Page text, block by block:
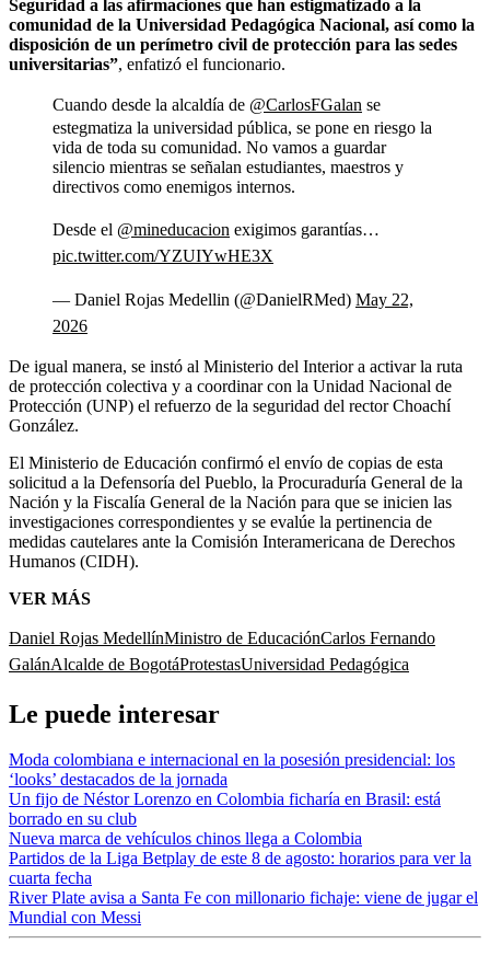
Seguridad a las afirmaciones que han estigmatizado a la
comunidad de la Universidad Pedagógica Nacional, así como la
disposición de un perímetro civil de protección para las sedes
universitarias”, enfatizó el funcionario.
Cuando desde la alcaldía de @CarlosFGalan se
estegmatiza la universidad pública, se pone en riesgo la
vida de toda su comunidad. No vamos a guardar
silencio mientras se señalan estudiantes, maestros y
directivos como enemigos internos.
Desde el @mineducacion exigimos garantías…
pic.twitter.com/YZUIYwHE3X
— Daniel Rojas Medellin (@DanielRMed) May 22,
2026
De igual manera, se instó al Ministerio del Interior a activar la ruta
de protección colectiva y a coordinar con la Unidad Nacional de
Protección (UNP) el refuerzo de la seguridad del rector Choachí
González.
El Ministerio de Educación confirmó el envío de copias de esta
solicitud a la Defensoría del Pueblo, la Procuraduría General de la
Nación y la Fiscalía General de la Nación para que se inicien las
investigaciones correspondientes y se evalúe la pertinencia de
medidas cautelares ante la Comisión Interamericana de Derechos
Humanos (CIDH).
VER MÁS
Daniel Rojas MedellínMinistro de EducaciónCarlos Fernando
GalánAlcalde de BogotáProtestasUniversidad Pedagógica
Le puede interesar
Moda colombiana e internacional en la posesión presidencial: los
‘looks’ destacados de la jornada
Un fijo de Néstor Lorenzo en Colombia ficharía en Brasil: está
borrado en su club
Nueva marca de vehículos chinos llega a Colombia
Partidos de la Liga Betplay de este 8 de agosto: horarios para ver la
cuarta fecha
River Plate avisa a Santa Fe con millonario fichaje: viene de jugar el
Mundial con Messi